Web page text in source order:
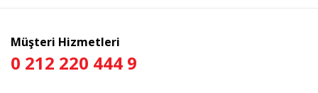
Müşteri Hizmetleri
0 212 220 444 9